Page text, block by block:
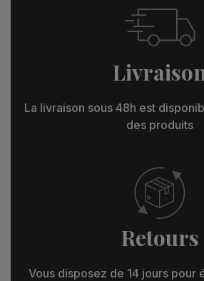
La livraison sous 48h est
des produits
Retours
Vous disposez de 14 jours pour